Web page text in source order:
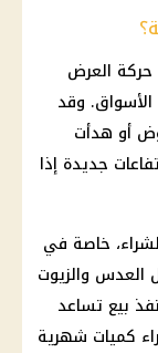
حركة العرض
وقد
أو هدأت
جديدة إذا
خاصة في
العدس والزيوت
بيع تساعد
كميات شهرية